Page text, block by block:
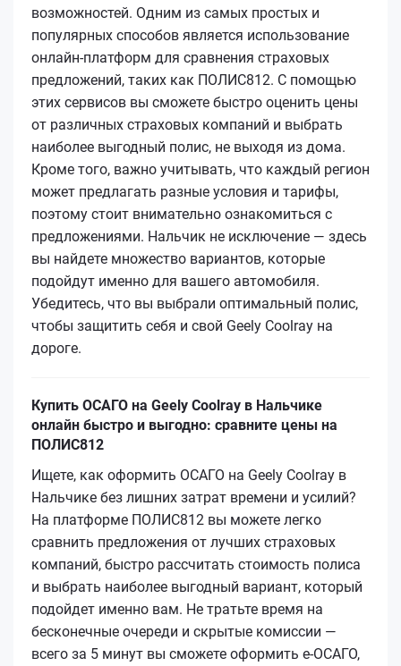
возможностей. Одним из самых простых и
популярных способов является использование
онлайн-платформ для сравнения страховых
предложений, таких как ПОЛИС812. С помощью
этих сервисов вы сможете быстро оценить цены
от различных страховых компаний и выбрать
наиболее выгодный полис, не выходя из дома.
Кроме того, важно учитывать, что каждый регион
может предлагать разные условия и тарифы,
поэтому стоит внимательно ознакомиться с
предложениями. Нальчик не исключение — здесь
вы найдете множество вариантов, которые
подойдут именно для вашего автомобиля.
Убедитесь, что вы выбрали оптимальный полис,
чтобы защитить себя и свой Geely Coolray на
дороге.
Купить ОСАГО на Geely Coolray в Нальчике
онлайн быстро и выгодно: сравните цены на
ПОЛИС812
Ищете, как оформить ОСАГО на Geely Coolray в
Нальчике без лишних затрат времени и усилий?
На платформе ПОЛИС812 вы можете легко
сравнить предложения от лучших страховых
компаний, быстро рассчитать стоимость полиса
и выбрать наиболее выгодный вариант, который
подойдет именно вам. Не тратьте время на
бесконечные очереди и скрытые комиссии —
всего за 5 минут вы сможете оформить е-ОСАГО,